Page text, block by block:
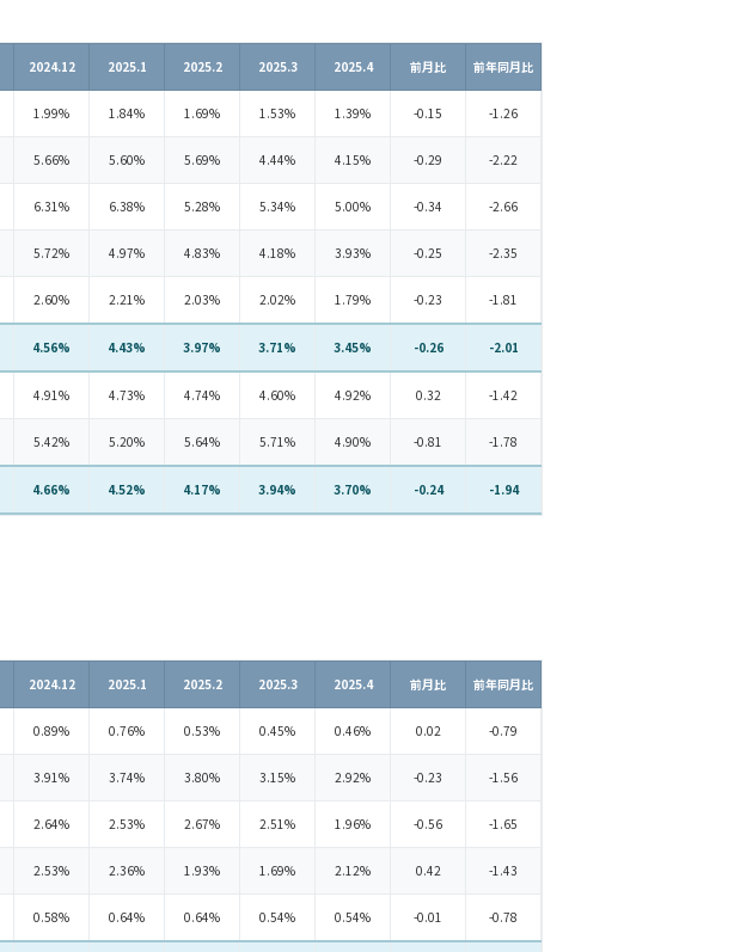
2024.12 2025.1 2025.2 2025.3 2025.4 前月比 前年同月比
1.99% 1.84% 1.69% 1.53% 1.39% -0.15 -1.26
5.66% 5.60% 5.69% 4.44% 4.15% -0.29 -2.22
6.31% 6.38% 5.28% 5.34% 5.00% -0.34 -2.66
5.72% 4.97% 4.83% 4.18% 3.93% -0.25 -2.35
2.60% 2.21% 2.03% 2.02% 1.79% -0.23 -1.81
4.56% 4.43% 3.97% 3.71% 3.45% -0.26 -2.01
4.91% 4.73% 4.74% 4.60% 4.92% 0.32 -1.42
5.42% 5.20% 5.64% 5.71% 4.90% -0.81 -1.78
4.66% 4.52% 4.17% 3.94% 3.70% -0.24 -1.94
2024.12 2025.1 2025.2 2025.3 2025.4 前月比 前年同月比
0.89% 0.76% 0.53% 0.45% 0.46% 0.02 -0.79
3.91% 3.74% 3.80% 3.15% 2.92% -0.23 -1.56
2.64% 2.53% 2.67% 2.51% 1.96% -0.56 -1.65
2.53% 2.36% 1.93% 1.69% 2.12% 0.42 -1.43
0.58% 0.64% 0.64% 0.54% 0.54% -0.01 -0.78